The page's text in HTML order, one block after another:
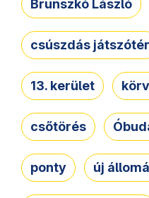
Brunszkó László
csúszdás játszótér
13. kerület
csőtörés
ponty új